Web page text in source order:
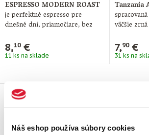
Náš eshop používa súbory cookies
ESPRESSO MODERN ROAST
je perfektné espresso pre
dnešné dni, priamočiare, bez
8,10€
11 ks na sklade
Tanzania
väčšie
7,90€
31 ks na